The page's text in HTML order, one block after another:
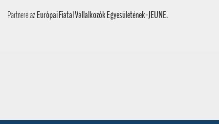
Partnere azEurópai Fiatal Vállalkozók Egyesületének-JEUNE.